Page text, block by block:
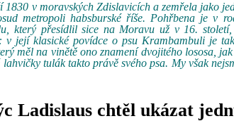
1830 v moravských Zdislavicích a zemřela jako
metropoli habsburské říše. Pohřbena je v
který přesídlil sice na Moravu už v 16.
v její klasické povídce o psu Krambambuli je
měl na vinětě ono znamení dvojitého lososa,
lahvičky tulák takto právě svého psa. My však
Ladislaus chtěl ukázat